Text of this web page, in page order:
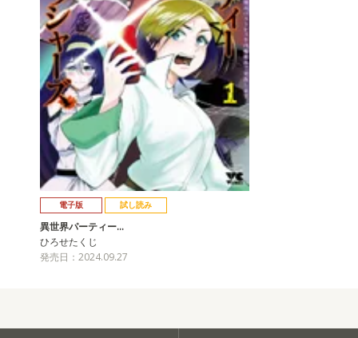
電子版 試し読み
異世界パーティー…
ひろせたくじ
発売日：2024.09.27